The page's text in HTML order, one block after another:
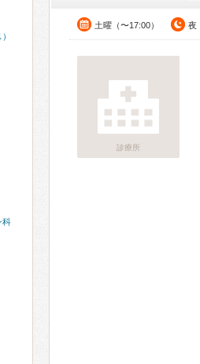
土曜（〜17:00） 夜
診療所
科